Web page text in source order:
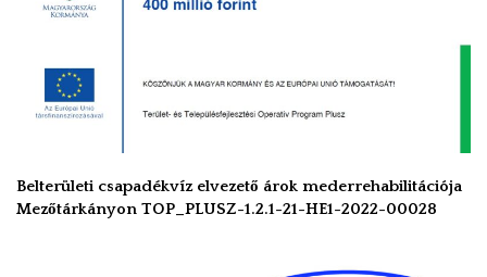
Belterületi csapadékvíz elvezető árok mederrehabilitációja
Mezőtárkányon TOP_PLUSZ-1.2.1-21-HE1-2022-00028